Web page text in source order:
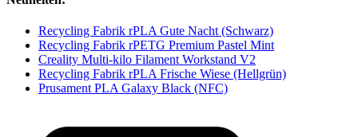
Recycling Fabrik rPLA Gute Nacht (Schwarz)
Recycling Fabrik rPETG Premium Pastel Mint
Creality Multi-kilo Filament Workstand V2
Recycling Fabrik rPLA Frische Wiese (Hellgrün)
Prusament PLA Galaxy Black (NFC)